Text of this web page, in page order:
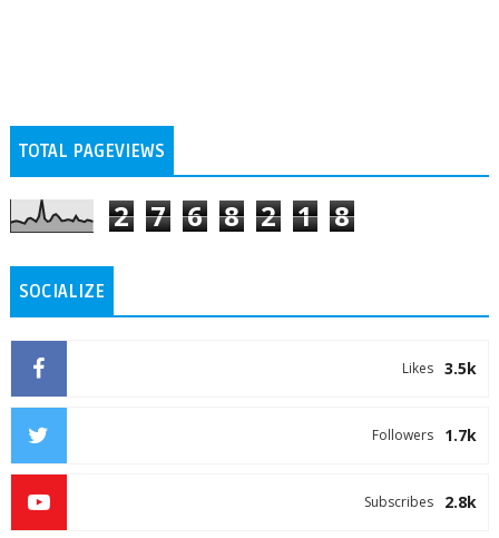
TOTAL PAGEVIEWS
2 7 6 8 2 1 8
SOCIALIZE
3.5k
Likes
1.7k
Followers
2.8k
Subscribes